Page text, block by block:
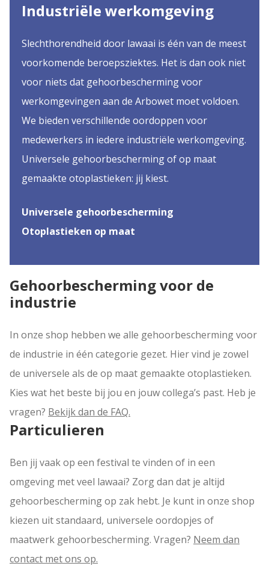
Industriële werkomgeving
Slechthorendheid door lawaai is één van de meest
voorkomende beroepsziektes. Het is dan ook niet
voor niets dat gehoorbescherming voor
werkomgevingen aan de Arbowet moet voldoen.
We bieden verschillende oordoppen voor
medewerkers in iedere industriële werkomgeving.
Universele gehoorbescherming of op maat
gemaakte otoplastieken: jij kiest.
Universele gehoorbescherming
Otoplastieken op maat
Gehoorbescherming voor de
industrie
In onze shop hebben we alle gehoorbescherming voor
de industrie in één categorie gezet. Hier vind je zowel
de universele als de op maat gemaakte otoplastieken.
Kies wat het beste bij jou en jouw collega’s past. Heb je
vragen? Bekijk dan de FAQ.
Particulieren
Ben jij vaak op een festival te vinden of in een
omgeving met veel lawaai? Zorg dan dat je altijd
gehoorbescherming op zak hebt. Je kunt in onze shop
kiezen uit standaard, universele oordopjes of
maatwerk gehoorbescherming. Vragen? Neem dan
contact met ons op.